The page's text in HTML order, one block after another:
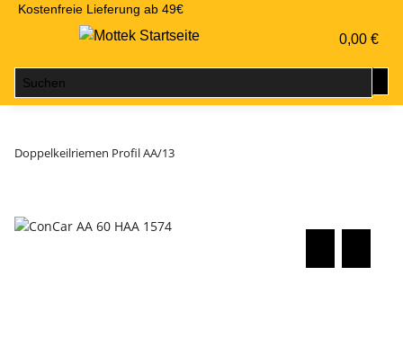
Kostenfreie Lieferung ab 49€
0,00 €
Doppelkeilriemen Profil AA/13